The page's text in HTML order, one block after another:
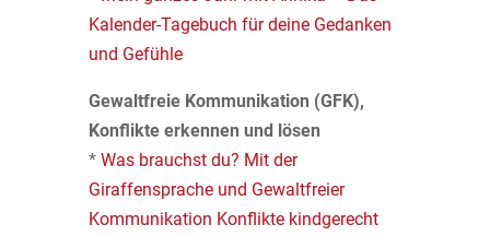
Kalender-Tagebuch für deine Gedanken
und Gefühle
Gewaltfreie Kommunikation (GFK),
Konflikte erkennen und lösen
* Was brauchst du? Mit der
Giraffensprache und Gewaltfreier
Kommunikation Konflikte kindgerecht